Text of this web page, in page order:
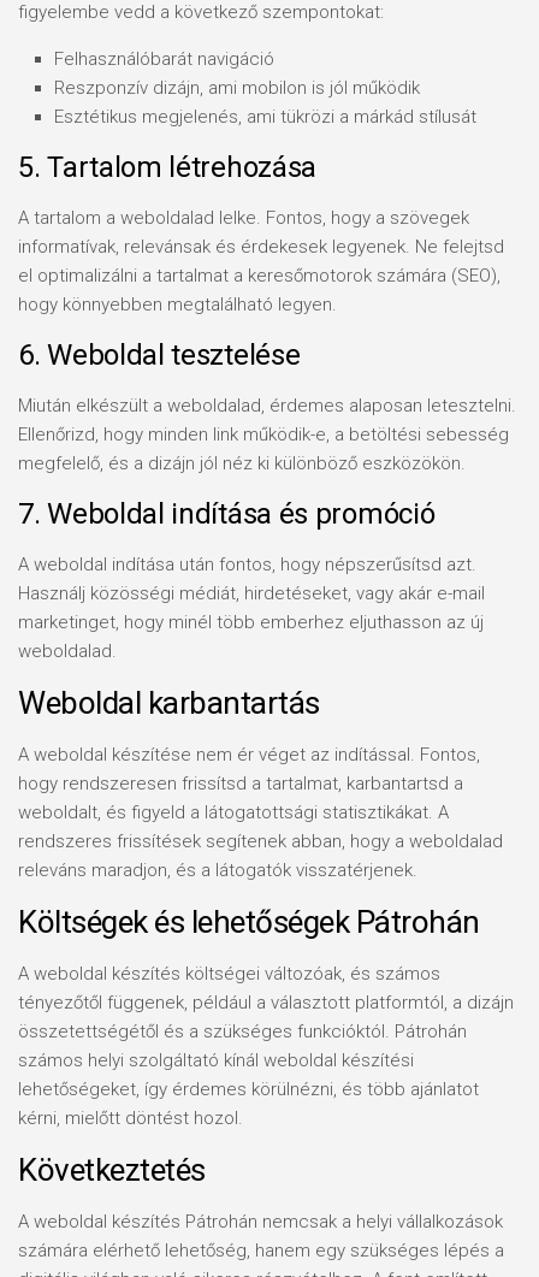
figyelembe vedd a következő szempontokat:
Felhasználóbarát navigáció
Reszponzív dizájn, ami mobilon is jól működik
Esztétikus megjelenés, ami tükrözi a márkád stílusát
5. Tartalom létrehozása
A tartalom a weboldalad lelke. Fontos, hogy a szövegek
informatívak, relevánsak és érdekesek legyenek. Ne felejtsd
el optimalizálni a tartalmat a keresőmotorok számára (SEO),
hogy könnyebben megtalálható legyen.
6. Weboldal tesztelése
Miután elkészült a weboldalad, érdemes alaposan letesztelni.
Ellenőrizd, hogy minden link működik-e, a betöltési sebesség
megfelelő, és a dizájn jól néz ki különböző eszközökön.
7. Weboldal indítása és promóció
A weboldal indítása után fontos, hogy népszerűsítsd azt.
Használj közösségi médiát, hirdetéseket, vagy akár e-mail
marketinget, hogy minél több emberhez eljuthasson az új
weboldalad.
Weboldal karbantartás
A weboldal készítése nem ér véget az indítással. Fontos,
hogy rendszeresen frissítsd a tartalmat, karbantartsd a
weboldalt, és figyeld a látogatottsági statisztikákat. A
rendszeres frissítések segítenek abban, hogy a weboldalad
releváns maradjon, és a látogatók visszatérjenek.
Költségek és lehetőségek Pátrohán
A weboldal készítés költségei változóak, és számos
tényezőtől függenek, például a választott platformtól, a dizájn
összetettségétől és a szükséges funkcióktól. Pátrohán
számos helyi szolgáltató kínál weboldal készítési
lehetőségeket, így érdemes körülnézni, és több ajánlatot
kérni, mielőtt döntést hozol.
Következtetés
A weboldal készítés Pátrohán nemcsak a helyi vállalkozások
számára elérhető lehetőség, hanem egy szükséges lépés a